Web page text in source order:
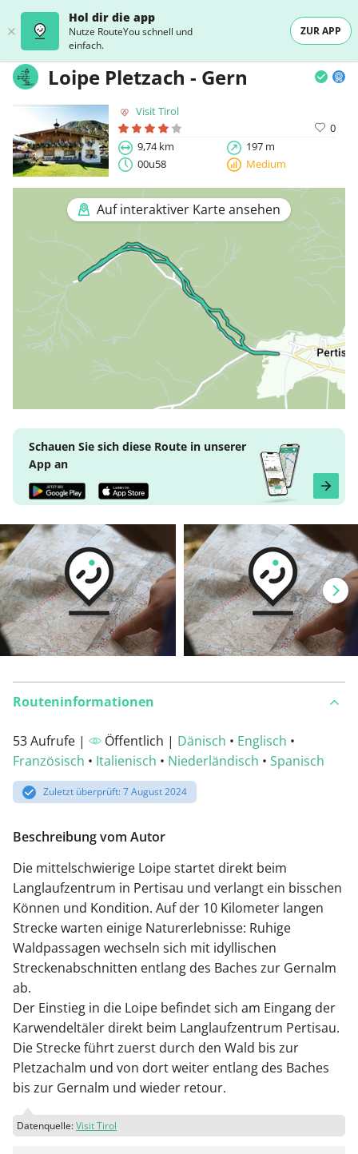
Hol dir die app
Nutze RouteYou schnell und
einfach.
ZUR APP
Loipe Pletzach - Gern
Visit Tirol
0
9,74 km
197 m
00u58
Medium
Auf interaktiver Karte ansehen
Schauen Sie sich diese Route in unserer
App an
Routeninformationen
53 Aufrufe | Öffentlich | Dänisch • Englisch •
Französisch • Italienisch • Niederländisch • Spanisch
Zuletzt überprüft: 7 August 2024
Beschreibung vom Autor
Die mittelschwierige Loipe startet direkt beim
Langlaufzentrum in Pertisau und verlangt ein bisschen
Können und Kondition. Auf der 10 Kilometer langen
Strecke warten einige Naturerlebnisse: Ruhige
Waldpassagen wechseln sich mit idyllischen
Streckenabschnitten entlang des Baches zur Gernalm
ab.
Der Einstieg in die Loipe befindet sich am Eingang der
Karwendeltäler direkt beim Langlaufzentrum Pertisau.
Die Strecke führt zuerst durch den Wald bis zur
Pletzachalm und von dort weiter entlang des Baches
bis zur Gernalm und wieder retour.
Datenquelle:Visit Tirol